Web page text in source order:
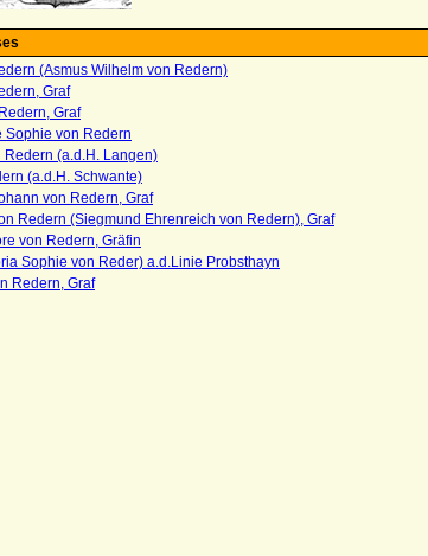
(Asmus Wilhelm von Redern)
Graf
Graf
Sophie von Redern
Redern (a.d.H. Langen)
(a.d.H. Schwante)
von Redern, Graf
Redern (Siegmund Ehrenreich von Redern), Graf
von Redern, Gräfin
Sophie von Reder) a.d.Linie Probsthayn
Redern, Graf